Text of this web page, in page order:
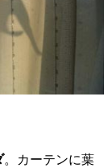
。カーテンに葉